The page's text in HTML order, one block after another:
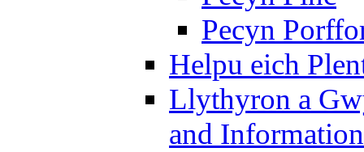
Pecyn
Helpu eich
Llythyron a
and Information